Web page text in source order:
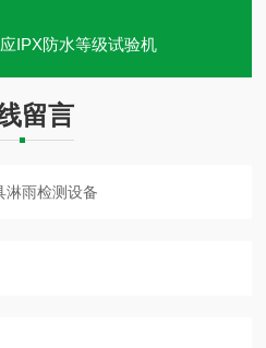
IPX防水等级试验机
留言